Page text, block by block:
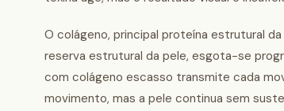
O colágeno, principal proteína estrutural
reserva estrutural da pele, esgota-se
com colágeno escasso transmite cada
movimento, mas a pele continua sem